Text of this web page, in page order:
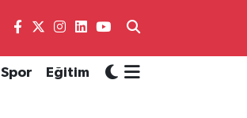
Spor Eğitim